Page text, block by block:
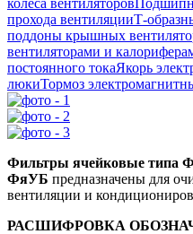
прохода вентиляцииТ-
поддоны крышных
вентиляторами и
постоянного токаЯкорь
люкиТормоз
Фильтры ячейковые типа
ФяУБ предназначены для
вентиляции и
РАСШИФРОВКА